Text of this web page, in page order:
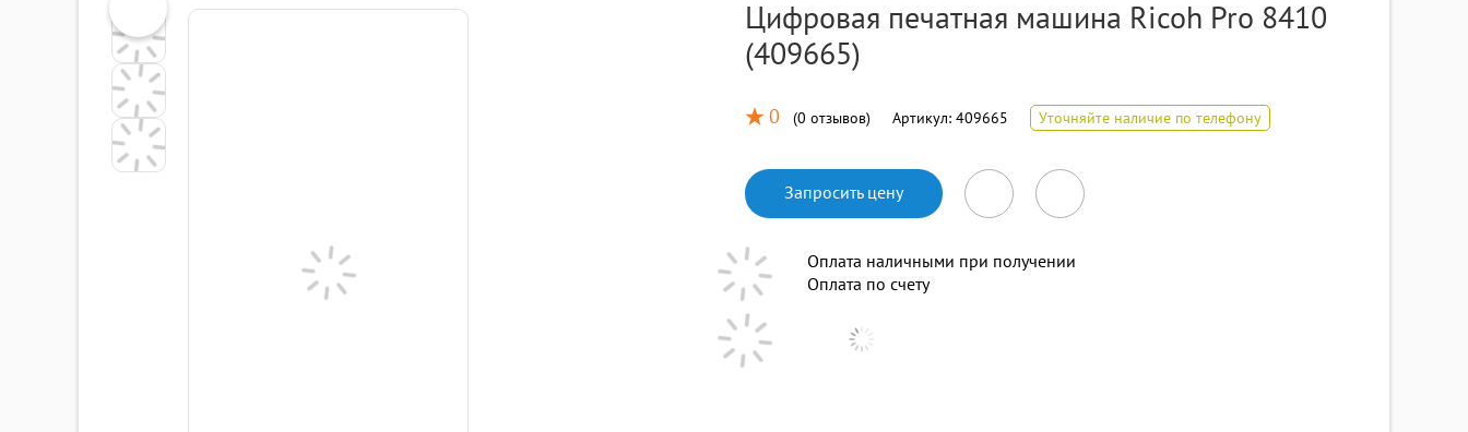
Цифровая печатная машина Ricoh Pro 8410
(409665)
0 (0 отзывов) Артикул: 409665 Уточняйте наличие по телефону
Запросить цену
Оплата наличными при получении
Оплата по счету